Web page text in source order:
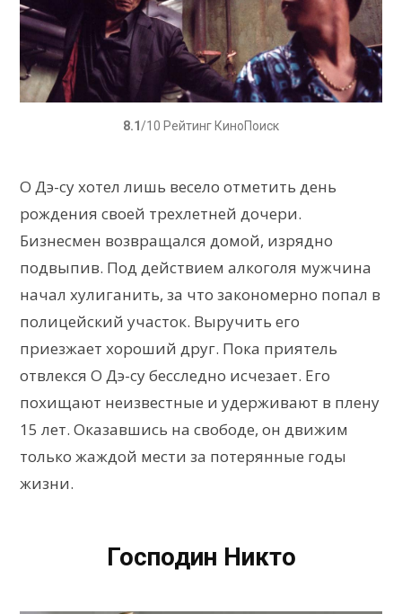
8.1 /10 Рейтинг КиноПоиск
О Дэ-су хотел лишь весело отметить день
рождения своей трехлетней дочери.
Бизнесмен возвращался домой, изрядно
подвыпив. Под действием алкоголя мужчина
начал хулиганить, за что закономерно попал в
полицейский участок. Выручить его
приезжает хороший друг. Пока приятель
отвлекся О Дэ-су бесследно исчезает. Его
похищают неизвестные и удерживают в плену
15 лет. Оказавшись на свободе, он движим
только жаждой мести за потерянные годы
жизни.
Господин Никто